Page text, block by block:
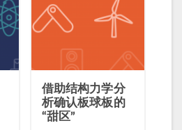
借助结构力学分
析确认板球板的
“甜区”